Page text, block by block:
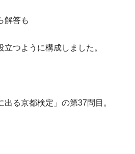
解答も
つように構成しました。
る京都検定」の第37問目。